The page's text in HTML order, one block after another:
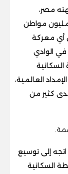
مصر،
مليون مواطن
أي معركة
في الوادي
العالمية،
كثير من
إلى توسيع
السكانية